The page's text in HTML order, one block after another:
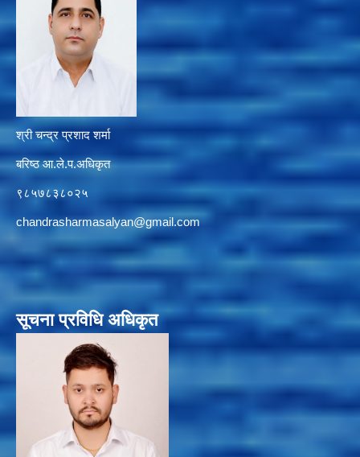
श्री चन्द्र प्रशाद शर्मा
बरिष्ठ आ.ले.प.अधिकृत
९८५७८३८०२५
chandrasharmasalyan@gmail.com
सूचना प्रविधि अधिकृत